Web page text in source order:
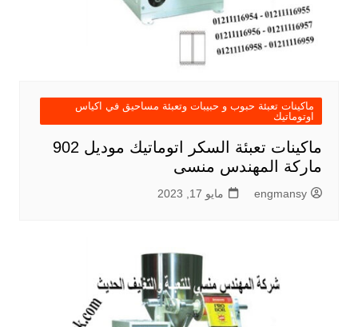
ماكينات تعبئة حبوب و حبيبات وتعبئة مساحيق في اكياس
اوتوماتيك
ماكينات تعبئة السكر اتوماتيك موديل 902
ماركة المهندس منسى
engmansy مايو 17, 2023